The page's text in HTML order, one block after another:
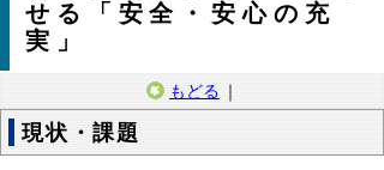
せる「安全・安心の充
実」
もどる ｜
現状・課題